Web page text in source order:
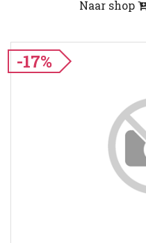
Naar shop
-17%